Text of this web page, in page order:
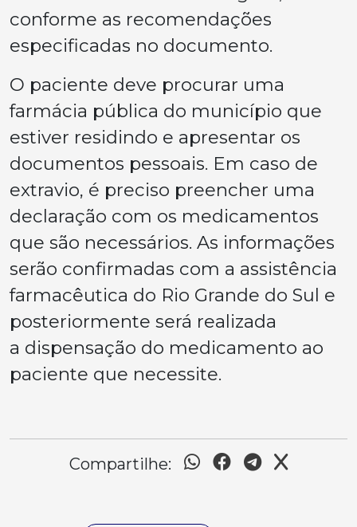
conforme as recomendações
especificadas no documento.
O paciente deve procurar uma
farmácia pública do município que
estiver residindo e apresentar os
documentos pessoais. Em caso de
extravio, é preciso preencher uma
declaração com os medicamentos
que são necessários. As informações
serão confirmadas com a assistência
farmacêutica do Rio Grande do Sul e
posteriormente será realizada
a dispensação do medicamento ao
paciente que necessite.
Compartilhe: